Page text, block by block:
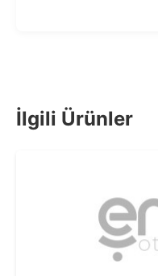
İlgili Ürünler